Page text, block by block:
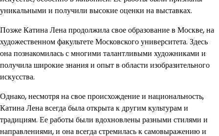
уникальными и получили высокие оценки на выставках.
Позже Катина Лена продолжила свое образование в Москве, на
художественном факультете Московского университета. Здесь
она познакомилась с многими талантливыми художниками и
получила широкие знания и опыт в области изобразительного
искусства.
Однако, несмотря на свое происхождение и национальность,
Катина Лена всегда была открыта к другим культурам и
традициям. Ее работы были вдохновлены разными стилями и
направлениями, и она всегда стремилась к самовыражению и